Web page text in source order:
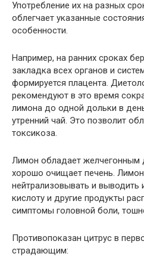
Употребление их на разных
облегчает указанные
особенности.
Например, на ранних сроках
закладка всех органов и
формируется плацента.
рекомендуют в это время
лимона до одной дольки в
утренний чай. Это позволит
токсикоза.
Лимон обладает желчегонным
хорошо очищает печень.
нейтрализовывать и выводить
кислоту и другие продукты
симптомы головной боли,
Противопоказан цитрус в
страдающим: